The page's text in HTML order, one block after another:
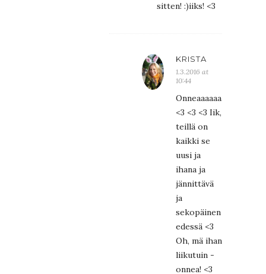
sitten! :)iiks! <3
KRISTA
1.3.2016 at
10:44
Onneaaaaaaaaaaaaaa!!!!!!
<3 <3 <3 Iik,
teillä on
kaikki se
uusi ja
ihana ja
jännittävä
ja
sekopäinen
edessä <3
Oh, mä ihan
liikutuin -
onnea! <3